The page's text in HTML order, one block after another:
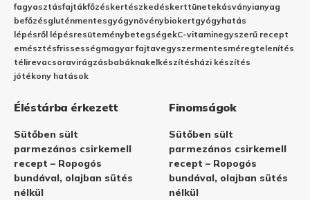
fagyasztásfajtákfőzéskertészkedéskerttünetekásványianyag
befőzésgluténmentesgyógynövénybiokertgyógyhatás
lépésről lépésresüteménybetegségekC-vitaminegyszerű recept
emésztésfrissességmagyar fajtavegyszermentesméregtelenítés
télirevacsoravirágzásbabáknakelkészítésházi készítés
jótékony hatások
Éléstárba érkezett
Sütőben sült
parmezános csirkemell
recept – Ropogós
bundával, olajban sütés
nélkül
Finomságok
Sütőben sült
parmezános csirkemell
recept – Ropogós
bundával, olajban sütés
nélkül